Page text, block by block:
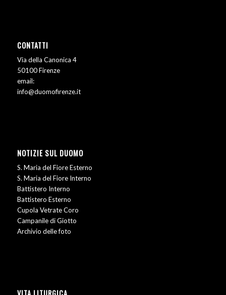
CONTATTI
Via della Canonica 4
50100 Firenze
email:
info@duomofirenze.it
NOTIZIE SUL DUOMO
S. Maria del Fiore Esterno
S. Maria del Fiore Interno
Battistero Interno
Battistero Esterno
Cupola Vetrate Coro
Campanile di Giotto
Archivio delle foto